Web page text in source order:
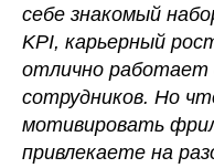
себе знакомый
KPI, карьерный
отлично
сотрудников. Но
мотивировать
привлекаете на